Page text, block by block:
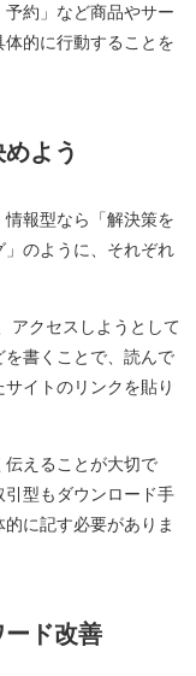
約」など商品やサー
的に行動することを
よう
報型なら「解決策を
のように、それぞれ
アクセスしようとして
書くことで、読んで
イトのリンクを貼り
えることが大切で
型もダウンロード手
に記す必要がありま
ド改善